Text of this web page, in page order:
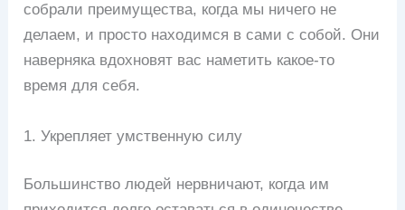
собрали преимущества, когда мы ничего не
делаем, и просто находимся в сами с собой. Они
наверняка вдохновят вас наметить какое-то
время для себя.
1. Укрепляет умственную силу
Большинство людей нервничают, когда им